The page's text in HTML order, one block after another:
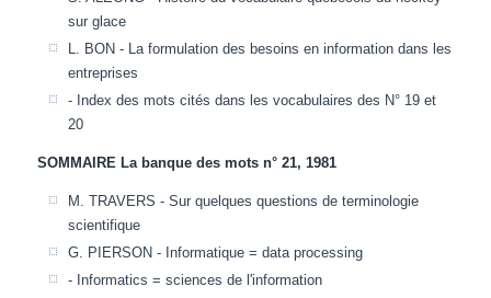
sur glace
L. BON - La formulation des besoins en information dans les
entreprises
- Index des mots cités dans les vocabulaires des N° 19 et
20
SOMMAIRE La banque des mots n° 21, 1981
M. TRAVERS - Sur quelques questions de terminologie
scientifique
G. PIERSON - Informatique = data processing
- Informatics = sciences de l'information